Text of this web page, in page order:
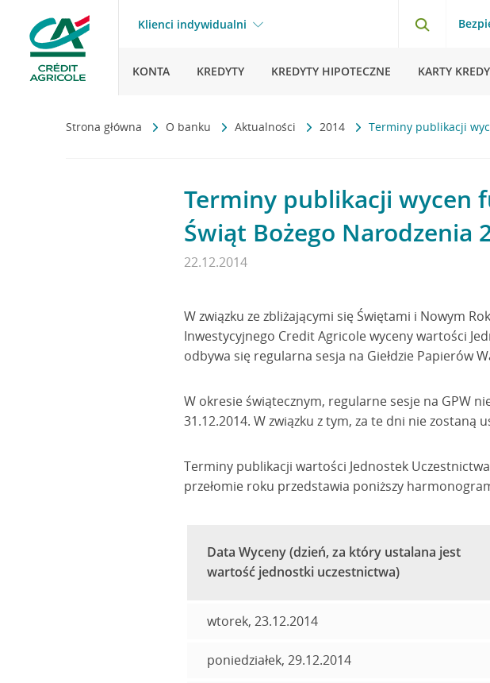
Klienci indywidualni
KONTA KREDYTY KREDYTY HIPOTECZNE KARTY
Strona główna O banku Aktualności 2014 Terminy publikacji
Terminy publikacji wycen
Świąt Bożego Narodzenia
22.12.2014
W związku ze zbliżającymi się Świętami i Nowym
Inwestycyjnego Credit Agricole wyceny wartości
odbywa się regularna sesja na Giełdzie Papierów
W okresie świątecznym, regularne sesje na GPW
31.12.2014. W związku z tym, za te dni nie
Terminy publikacji wartości Jednostek
przełomie roku przedstawia poniższy
Data Wyceny (dzień, za który ustalana jest
wartość jednostki uczestnictwa)
wtorek, 23.12.2014
poniedziałek, 29.12.2014